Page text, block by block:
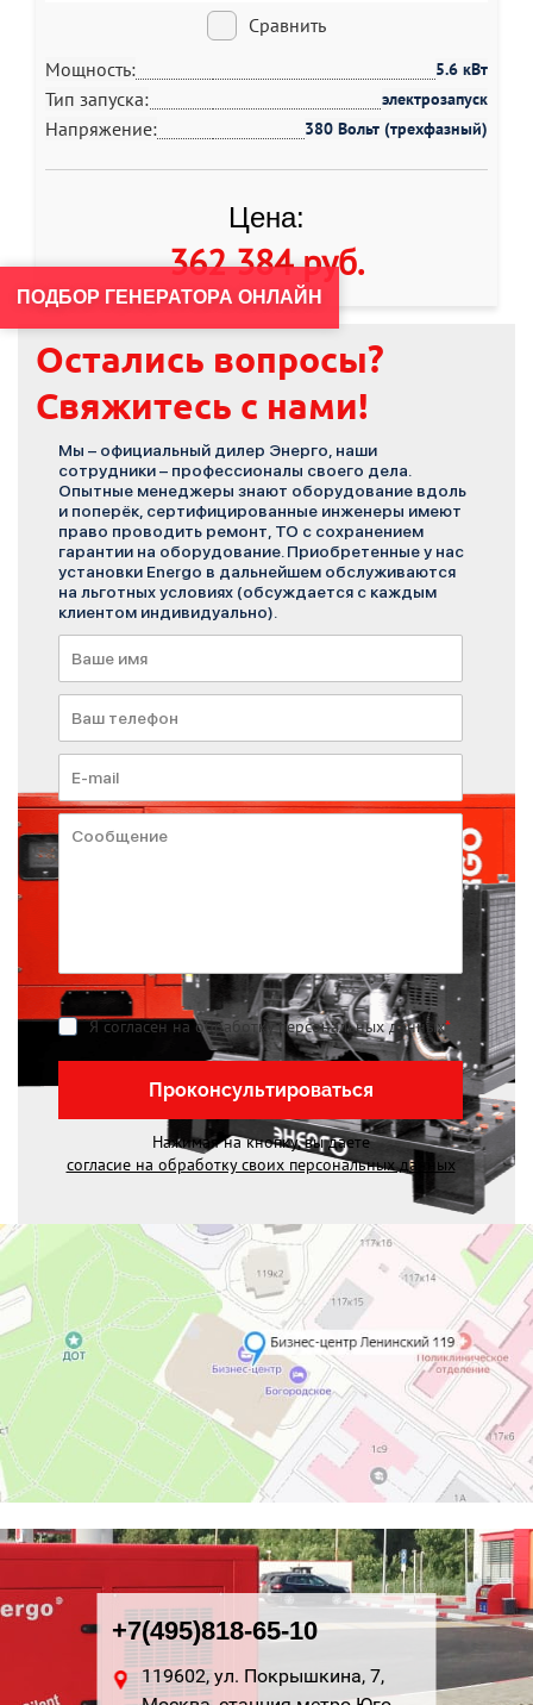
Сравнить
Мощность:
5.6 кВт
Тип запуска: электрозапуск
Напряжение: 380 Вольт (трехфазный)
Цена:
362 384 руб.
Остались вопросы?
Свяжитесь с нами!
Мы – официальный дилер Энерго, наши
сотрудники – профессионалы своего дела.
Опытные менеджеры знают оборудование вдоль
и поперёк, сертифицированные инженеры имеют
право проводить ремонт, ТО с сохранением
гарантии на оборудование. Приобретенные у нас
установки Energo в дальнейшем обслуживаются
на льготных условиях (обсуждается с каждым
клиентом индивидуально).
Я согласен на обработку персональных данных*
Проконсультироваться
Нажимая на кнопку, вы даете
согласие на обработку своих персональных данных
+7(495)818-65-10
119602, ул. Покрышкина, 7,
ПОДБОР ГЕНЕРАТОРА ОНЛАЙН